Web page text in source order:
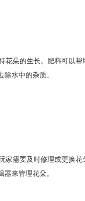
朵的生长。肥料可以帮
水中的杂质。
需要及时修理或更换花
来管理花朵。